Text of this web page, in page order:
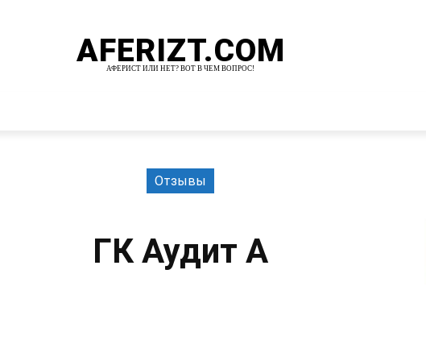
AFERIZT.COM
АФЕРИСТ ИЛИ НЕТ? ВОТ В ЧЕМ ВОПРОС!
Отзывы
ГК Аудит А